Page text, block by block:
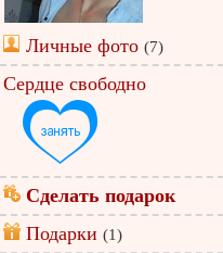
Личные фото (7)
Сердце свободно
Сделать подарок
Подарки (1)